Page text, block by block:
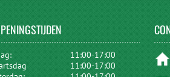
11:00-17:00
11:00-17:00